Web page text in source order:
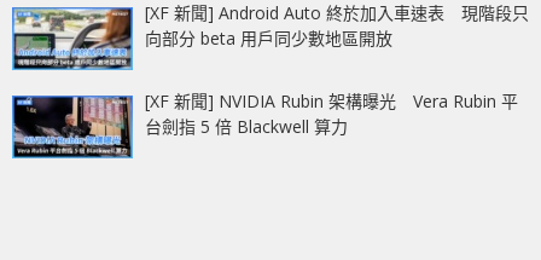
[XF 新聞] Android Auto 終於加入車速表 現階段只
向部分 beta 用戶同少數地區開放
[XF 新聞] NVIDIA Rubin 架構曝光 Vera Rubin 平
台劍指 5 倍 Blackwell 算力